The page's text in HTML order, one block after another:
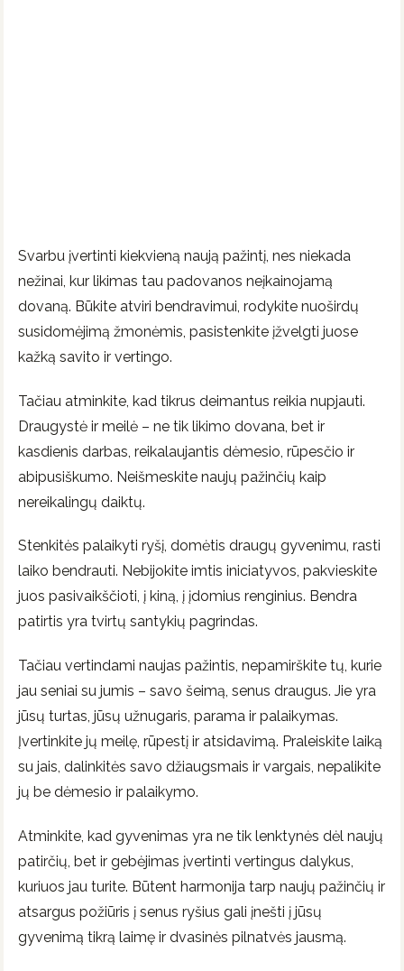
Svarbu įvertinti kiekvieną naują pažintį, nes niekada
nežinai, kur likimas tau padovanos neįkainojamą
dovaną. Būkite atviri bendravimui, rodykite nuoširdų
susidomėjimą žmonėmis, pasistenkite įžvelgti juose
kažką savito ir vertingo.
Tačiau atminkite, kad tikrus deimantus reikia nupjauti.
Draugystė ir meilė – ne tik likimo dovana, bet ir
kasdienis darbas, reikalaujantis dėmesio, rūpesčio ir
abipusiškumo. Neišmeskite naujų pažinčių kaip
nereikalingų daiktų.
Stenkitės palaikyti ryšį, domėtis draugų gyvenimu, rasti
laiko bendrauti. Nebijokite imtis iniciatyvos, pakvieskite
juos pasivaikščioti, į kiną, į įdomius renginius. Bendra
patirtis yra tvirtų santykių pagrindas.
Tačiau vertindami naujas pažintis, nepamirškite tų, kurie
jau seniai su jumis – savo šeimą, senus draugus. Jie yra
jūsų turtas, jūsų užnugaris, parama ir palaikymas.
Įvertinkite jų meilę, rūpestį ir atsidavimą. Praleiskite laiką
su jais, dalinkitės savo džiaugsmais ir vargais, nepalikite
jų be dėmesio ir palaikymo.
Atminkite, kad gyvenimas yra ne tik lenktynės dėl naujų
patirčių, bet ir gebėjimas įvertinti vertingus dalykus,
kuriuos jau turite. Būtent harmonija tarp naujų pažinčių ir
atsargus požiūris į senus ryšius gali įnešti į jūsų
gyvenimą tikrą laimę ir dvasinės pilnatvės jausmą.